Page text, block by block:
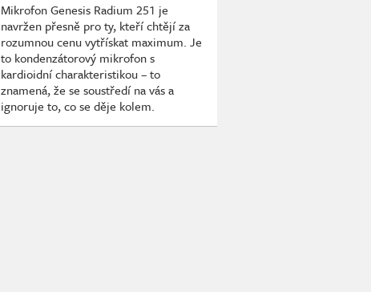
Mikrofon Genesis Radium 251 je
navržen přesně pro ty, kteří chtějí za
rozumnou cenu vytřískat maximum. Je
to kondenzátorový mikrofon s
kardioidní charakteristikou – to
znamená, že se soustředí na vás a
ignoruje to, co se děje kolem.